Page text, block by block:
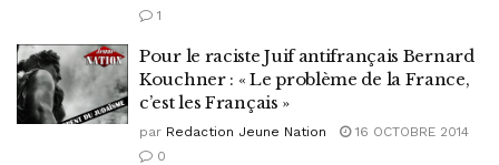
1
Pour le raciste Juif antifrançais Bernard
Kouchner : « Le problème de la France,
c’est les Français »
par Redaction Jeune Nation
16 OCTOBRE 2014
0